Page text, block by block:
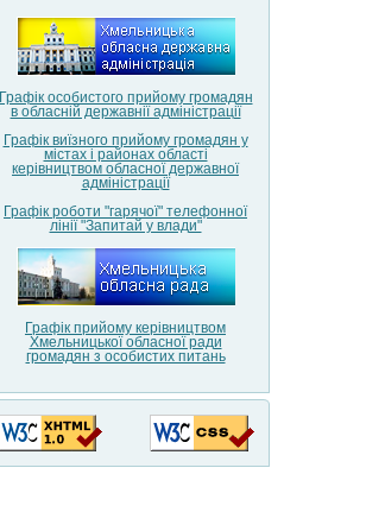
Графік особистого прийому громадян
в обласній державнії адміністрації
Графік виїзного прийому громадян у
містах і районах області
керівництвом обласної державної
адміністрації
Графік роботи "гарячої" телефонної
лінії "Запитай у влади"
Графік прийому керівництвом
Хмельницької обласної ради
громадян з особистих питань